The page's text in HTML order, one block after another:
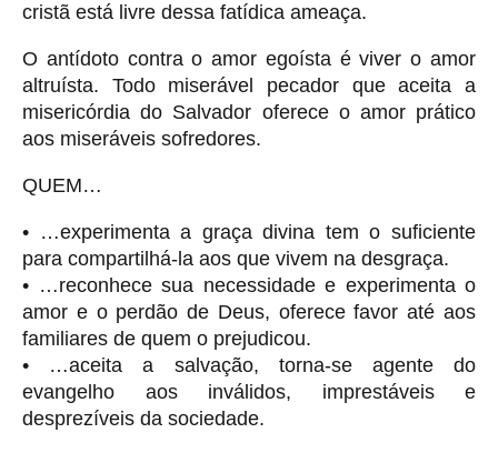
cristã está livre dessa fatídica ameaça.
O antídoto contra o amor egoísta é viver o amor
altruísta. Todo miserável pecador que aceita a
misericórdia do Salvador oferece o amor prático
aos miseráveis sofredores.
QUEM…
• …experimenta a graça divina tem o suficiente
para compartilhá-la aos que vivem na desgraça.
• …reconhece sua necessidade e experimenta o
amor e o perdão de Deus, oferece favor até aos
familiares de quem o prejudicou.
• …aceita a salvação, torna-se agente do
evangelho aos inválidos, imprestáveis e
desprezíveis da sociedade.